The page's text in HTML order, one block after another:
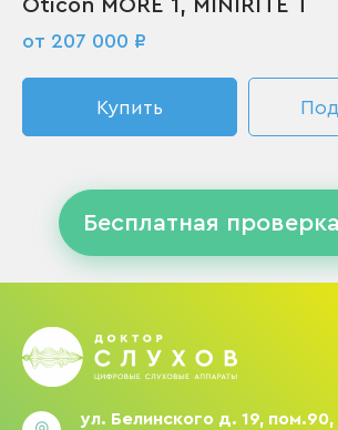
Oticon MORE 1, MINIRITE T
от 207 000 ₽
Купить
Бесплатная
ул. Белинского д. 19, пом.90,